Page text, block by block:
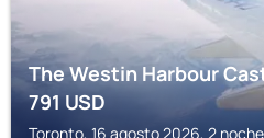
The Westin Harbour
791USD
Toronto, 16 agosto 2026, 2